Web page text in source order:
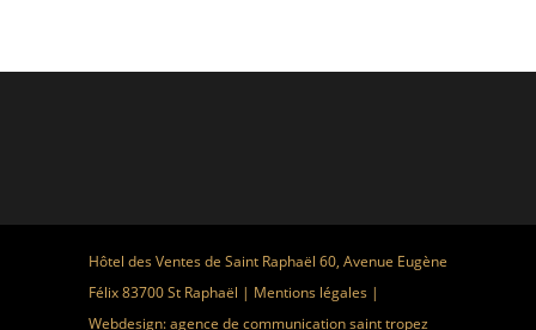
Hôtel des Ventes de Saint Raphaël 60, Avenue Eugène
Félix 83700 St Raphaël | Mentions légales |
Webdesign:agence de communication saint tropez